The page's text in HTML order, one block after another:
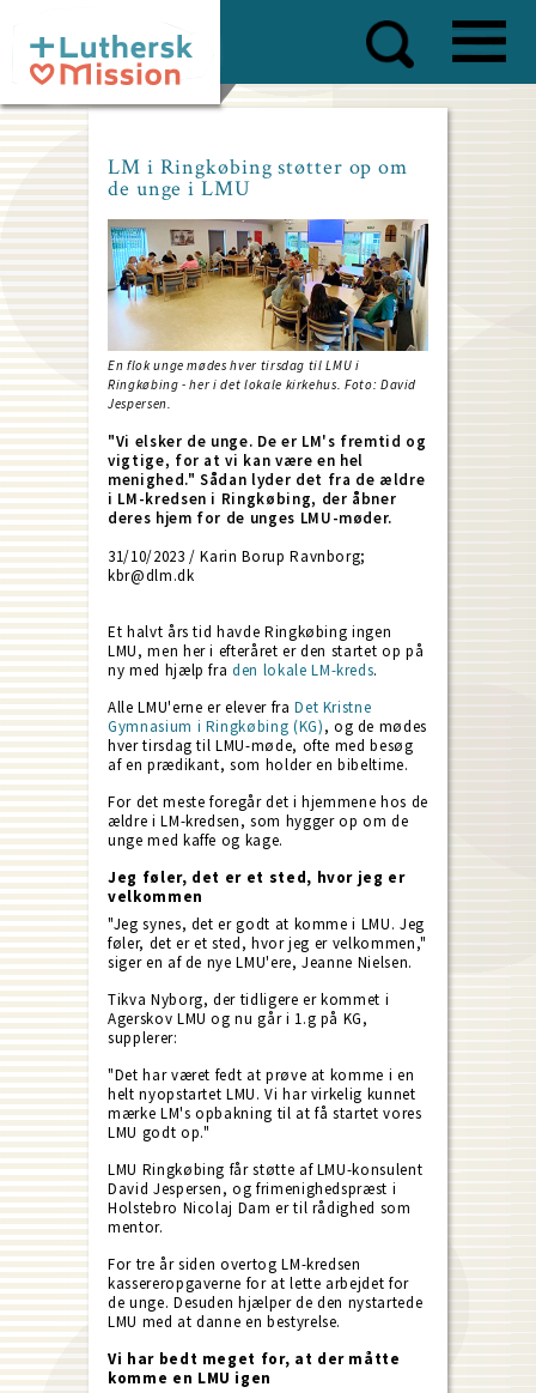
main
content
LM i Ringkøbing støtter op om
de unge i LMU
En flok unge mødes hver tirsdag til LMU i
Ringkøbing - her i det lokale kirkehus. Foto: David
Jespersen.
"Vi elsker de unge. De er LM's fremtid og
vigtige, for at vi kan være en hel
menighed." Sådan lyder det fra de ældre
i LM-kredsen i Ringkøbing, der åbner
deres hjem for de unges LMU-møder.
31/10/2023 / Karin Borup Ravnborg;
kbr@dlm.dk
Et halvt års tid havde Ringkøbing ingen
LMU, men her i efteråret er den startet op på
ny med hjælp fraden lokale LM-kreds.
Alle LMU'erne er elever fraDet Kristne
Gymnasium i Ringkøbing (KG), og de mødes
hver tirsdag til LMU-møde, ofte med besøg
af en prædikant, som holder en bibeltime.
For det meste foregår det i hjemmene hos de
ældre i LM-kredsen, som hygger op om de
unge med kaffe og kage.
Jeg føler, det er et sted, hvor jeg er
velkommen
"Jeg synes, det er godt at komme i LMU. Jeg
føler, det er et sted, hvor jeg er velkommen,"
siger en af de nye LMU'ere, Jeanne Nielsen.
Tikva Nyborg, der tidligere er kommet i
Agerskov LMU og nu går i 1.g på KG,
supplerer:
"Det har været fedt at prøve at komme i en
helt nyopstartet LMU. Vi har virkelig kunnet
mærke LM's opbakning til at få startet vores
LMU godt op."
LMU Ringkøbing får støtte af LMU-konsulent
David Jespersen, og frimenighedspræst i
Holstebro Nicolaj Dam er til rådighed som
mentor.
For tre år siden overtog LM-kredsen
kassereropgaverne for at lette arbejdet for
de unge. Desuden hjælper de den nystartede
LMU med at danne en bestyrelse.
Vi har bedt meget for, at der måtte
komme en LMU igen